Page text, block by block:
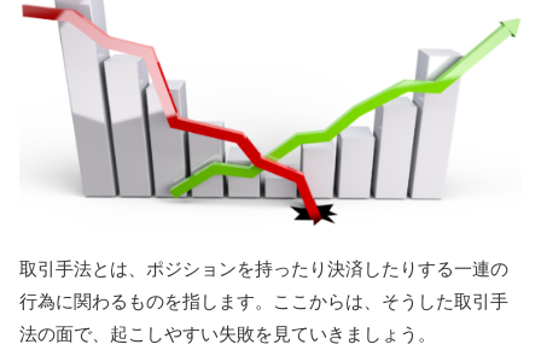
取引手法とは、ポジションを持ったり決済したりする一連の
行為に関わるものを指します。ここからは、そうした取引手
法の面で、起こしやすい失敗を見ていきましょう。